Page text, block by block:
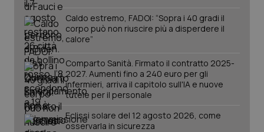
Caldo estremo, FADOI: “Sopra i 40 gradi il
corpo può non riuscire più a disperdere il
calore”
Comparto Sanità. Firmato il contratto 2025-
2027. Aumenti fino a 240 euro per gli
infermieri, arriva il capitolo sull'IA e nuove
tutele per il personale
Eclissi solare del 12 agosto 2026, come
osservarla in sicurezza